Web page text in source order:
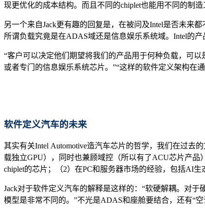
现更优化的成本结构。而且不同的chiplet也能用不同的制
另一个来自Jack更有趣的回复是，在被问及Intel是否未来
所谓负载究竟是在ADAS域还是信息娱乐系统域。Intel的
“客户可以决定他们期望将我们的产品用于何种负载，可
或者专门的信息娱乐系统芯片。”“这样的软件定义架构在
软件定义汽车的未来
其实有关Intel Automotive造汽车芯片的哲学，我们在过去
载独立GPU），同时也兼顾域控（所以有了ACU芯片产
chiplet的芯片；（2）在PC和服务器市场的经验，包括AI生
Jack对于软件定义汽车的解释是这样的：“软硬解耦。对
模型是非常不同的。”不光是ADAS和座舱要结合，还有“